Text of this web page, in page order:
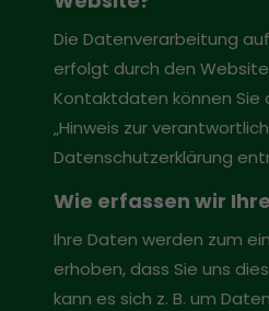
Die Datenverarbeitung
erfolgt durch den
Kontaktdaten können Sie
„Hinweis zur
Datenschutzerklärung
Wie erfassen wir
Ihre Daten werden zum
erhoben, dass Sie uns
kann es sich z. B. um